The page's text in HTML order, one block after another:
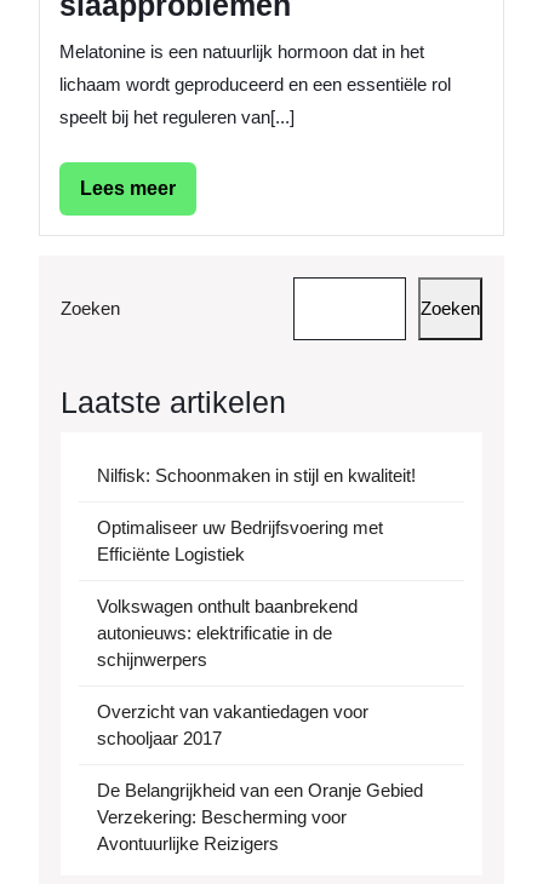
Melatonine is een natuurlijk hormoon dat in het
lichaam wordt geproduceerd en een essentiële rol
speelt bij het reguleren van[...]
Lees meerLees
meer
Zoeken Zoeken
Laatste artikelen
Nilfisk: Schoonmaken in stijl en kwaliteit!
Optimaliseer uw Bedrijfsvoering met
Efficiënte Logistiek
Volkswagen onthult baanbrekend
autonieuws: elektrificatie in de
schijnwerpers
Overzicht van vakantiedagen voor
schooljaar 2017
De Belangrijkheid van een Oranje Gebied
Verzekering: Bescherming voor
Avontuurlijke Reizigers